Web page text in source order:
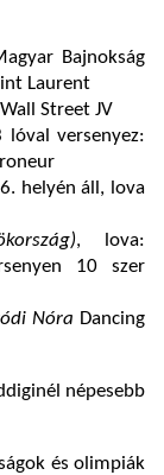
Bajnokság
Laurent
Street JV
lóval versenyez:
helyén áll, lova
, lova:
10 szer
Nóra Dancing
népesebb
és olimpiák